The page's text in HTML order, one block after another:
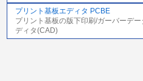
プリント基板エディタ PCBE
プリント基板の版下印刷/ガーバーデ
ディタ(CAD)